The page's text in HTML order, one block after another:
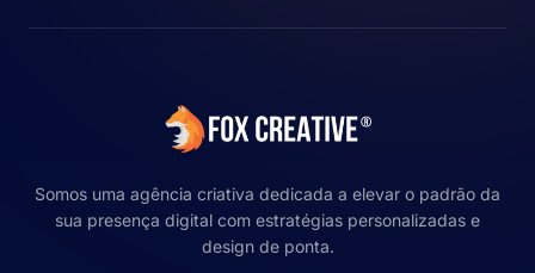
Somos uma agência criativa dedicada a elevar o padrão da
sua presença digital com estratégias personalizadas e
design de ponta.